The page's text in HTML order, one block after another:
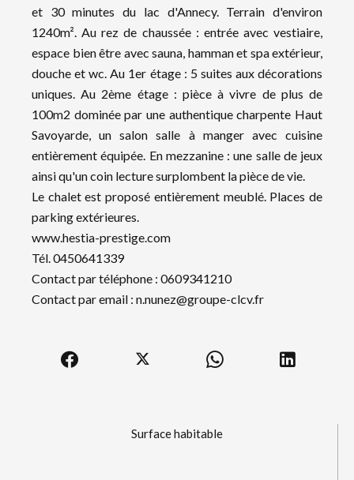
Surface habitable
et 30 minutes du lac d'Annecy. Terrain d'environ
1240m². Au rez de chaussée : entrée avec vestiaire,
espace bien être avec sauna, hamman et spa extérieur,
douche et wc. Au 1er étage : 5 suites aux décorations
uniques. Au 2ème étage : pièce à vivre de plus de
100m2 dominée par une authentique charpente Haut
Savoyarde, un salon salle à manger avec cuisine
entièrement équipée. En mezzanine : une salle de jeux
ainsi qu'un coin lecture surplombent la pièce de vie.
Le chalet est proposé entièrement meublé. Places de
parking extérieures.
www.hestia-prestige.com
Tél. 0450641339
Contact par téléphone : 0609341210
Contact par email : n.nunez@groupe-clcv.fr